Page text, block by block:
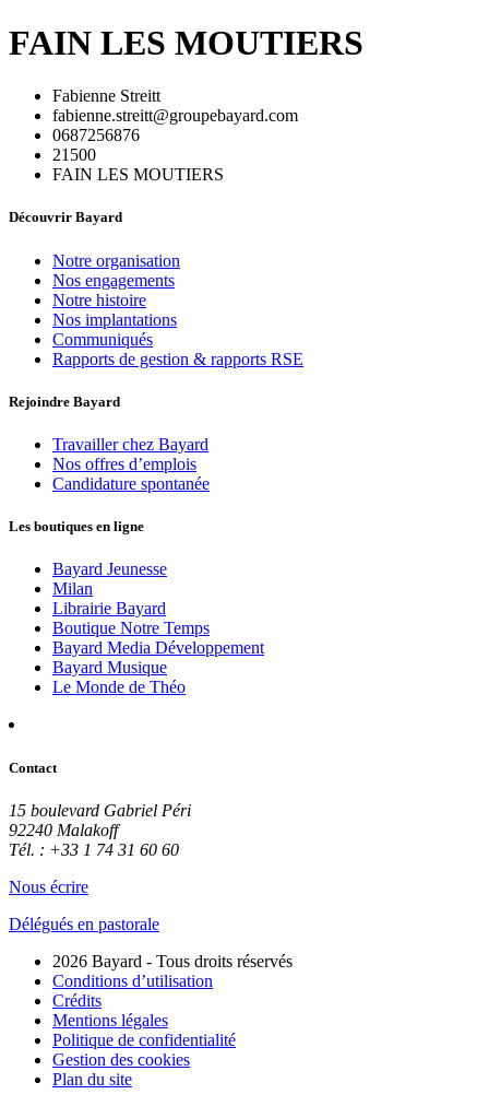
FAIN LES MOUTIERS
Fabienne Streitt
fabienne.streitt@groupebayard.com
0687256876
21500
FAIN LES MOUTIERS
Découvrir Bayard
Notre organisation
Nos engagements
Notre histoire
Nos implantations
Communiqués
Rapports de gestion & rapports RSE
Rejoindre Bayard
Travailler chez Bayard
Nos offres d’emplois
Candidature spontanée
Les boutiques en ligne
Bayard Jeunesse
Milan
Librairie Bayard
Boutique Notre Temps
Bayard Media Développement
Bayard Musique
Le Monde de Théo
Contact
15 boulevard Gabriel Péri
92240 Malakoff
Tél. : +33 1 74 31 60 60
Nous écrire
Délégués en pastorale
2026 Bayard - Tous droits réservés
Conditions d’utilisation
Crédits
Mentions légales
Politique de confidentialité
Gestion des cookies
Plan du site